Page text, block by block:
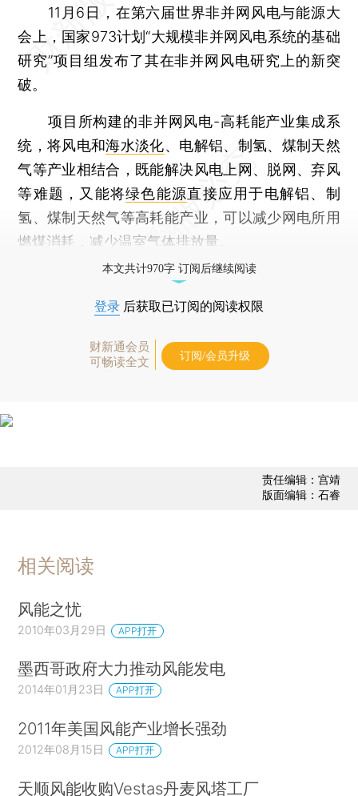
11月6日，在第六届世界非并网风电与能源大
会上，国家973计划“大规模非并网风电系统的基础
研究”项目组发布了其在非并网风电研究上的新突
破。
项目所构建的非并网风电-高耗能产业集成系
统，将风电和海水淡化、电解铝、制氢、煤制天然
气等产业相结合，既能解决风电上网、脱网、弃风
等难题，又能将绿色能源直接应用于电解铝、制
氢、煤制天然气等高耗能产业，可以减少网电所用
燃煤消耗，减少温室气体排放量。
本文共计970字 订阅后继续阅读
登录 后获取已订阅的阅读权限
财新通会员
可畅读全文
订阅/会员升级
责任编辑：宫靖
版面编辑：石睿
相关阅读
风能之忧
2010年03月29日 APP打开
墨西哥政府大力推动风能发电
2014年01月23日 APP打开
2011年美国风能产业增长强劲
2012年08月15日 APP打开
天顺风能收购Vestas丹麦风塔工厂